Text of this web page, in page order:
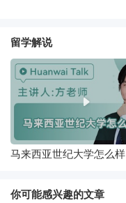
留学解说
马来西亚世纪大学怎么样
你可能感兴趣的文章